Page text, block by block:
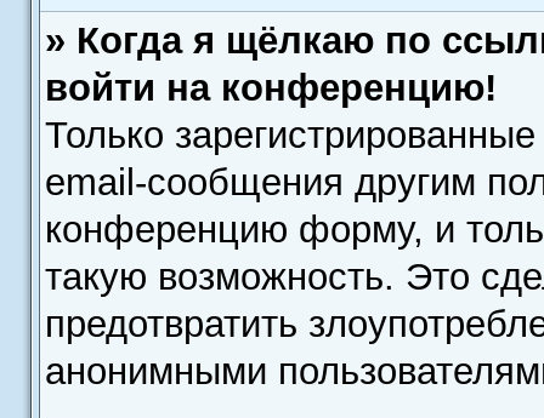
» Когда я щёлкаю по
войти на конференцию!
Только
email-сообщения другим
конференцию форму, и
такую возможность. Это
предотвратить
анонимными